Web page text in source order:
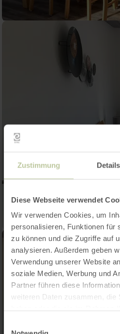
Zustimmung Details
Diese Webseite verwendet
Wir verwenden Cookies, um
personalisieren, Funktionen für
zu können und die Zugriffe auf
analysieren. Außerdem geben
Verwendung unserer Website
soziale Medien, Werbung und
Partner führen diese
weiteren Daten zusammen, die